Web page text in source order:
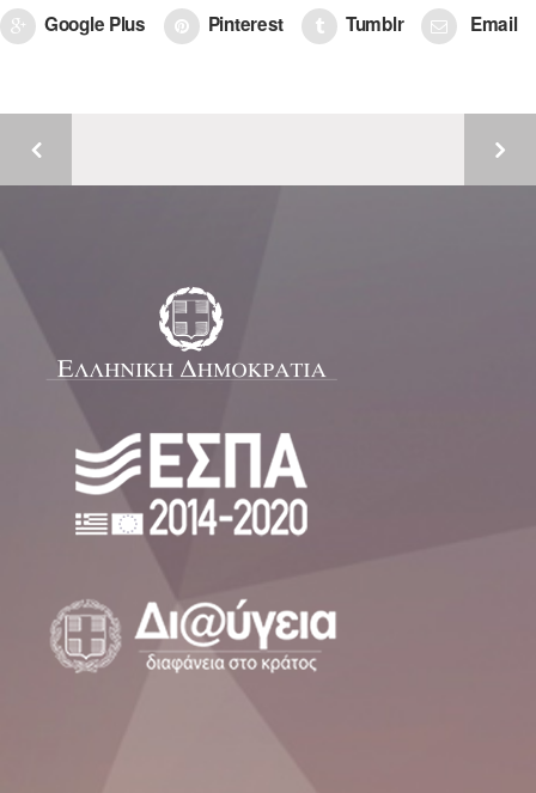
Google Plus
Pinterest Tumblr Email